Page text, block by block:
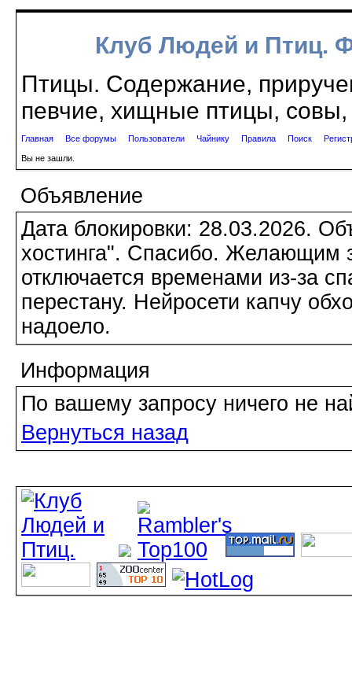
Клуб Людей и Птиц.
Птицы. Содержание,
певчие, хищные птицы, совы,
Главная Все форумы Пользователи Чайнику Правила Поиск
Вы не зашли.
Объявление
Дата блокировки: 28.03.2026.
хостинга". Спасибо. Желающим
отключается временами из-за
перестану. Нейросети капчу
надоело.
Информация
По вашему запросу ничего не
Вернуться назад